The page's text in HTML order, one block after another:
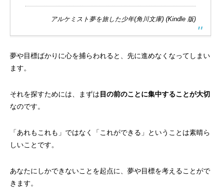
アルケミスト夢を旅した少年(角川文庫) (Kindle 版)
夢や目標ばかりに心を捕らわれると、先に進めなくなってしまい
ます。
それを探すためには、まずは 目の前のことに集中することが大切
なのです。
「あれもこれも」ではなく「これができる」ということは素晴ら
しいことです。
あなたにしかできないことを起点に、夢や目標を考えることがで
きます。